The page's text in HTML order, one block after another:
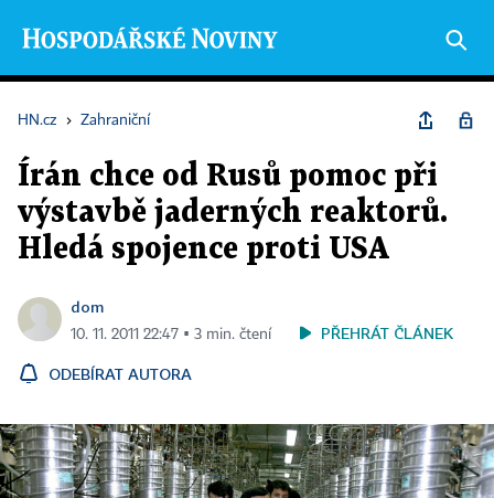
HN.cz › Zahraniční
Írán chce od Rusů pomoc při
výstavbě jaderných reaktorů.
Hledá spojence proti USA
dom
10. 11. 2011 22:47 ▪ 3 min. čtení PŘEHRÁT ČLÁNEK
ODEBÍRAT AUTORA